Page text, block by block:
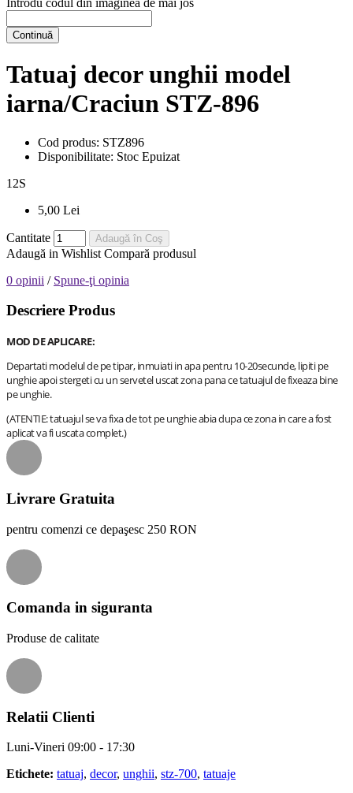
Continuă
Tatuaj decor unghii model
iarna/Craciun STZ-896
Cod produs: STZ896
Disponibilitate: Stoc Epuizat
12S
5,00 Lei
Cantitate Adaugă în Coş
Adaugă in Wishlist Compară produsul
0 opinii / Spune-ţi opinia
Descriere Produs
MOD DE APLICARE:
Departati modelul de pe tipar, inmuiati in apa pentru 10-20secunde, lipiti pe
unghie apoi stergeti cu un servetel uscat zona pana ce tatuajul de fixeaza bine
pe unghie.
(ATENTIE: tatuajul se va fixa de tot pe unghie abia dupa ce zona in care a fost
aplicat va fi uscata complet.)
Livrare Gratuita
pentru comenzi ce depaşesc 250 RON
Comanda in siguranta
Produse de calitate
Relatii Clienti
Luni-Vineri 09:00 - 17:30
Etichete: tatuaj, decor, unghii, stz-700, tatuaje